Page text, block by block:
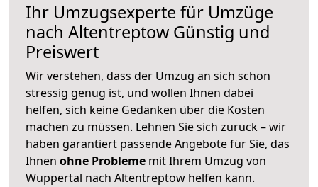
Ihr Umzugsexperte für Umzüge
nach Altentreptow Günstig und
Preiswert
Wir verstehen, dass der Umzug an sich schon
stressig genug ist, und wollen Ihnen dabei
helfen, sich keine Gedanken über die Kosten
machen zu müssen. Lehnen Sie sich zurück – wir
haben garantiert passende Angebote für Sie, das
Ihnen ohne Probleme mit Ihrem Umzug von
Wuppertal nach Altentreptow helfen kann.